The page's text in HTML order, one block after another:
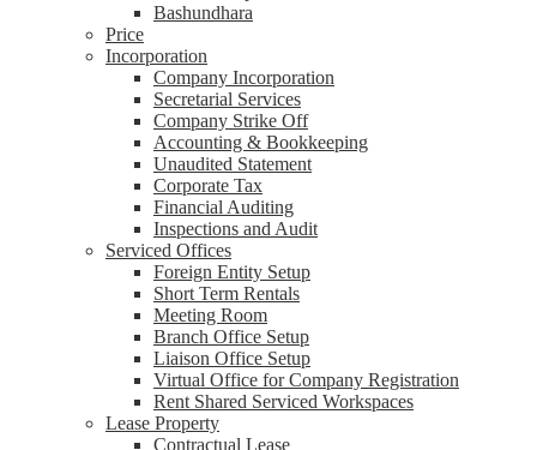
Bashundhara
Price
Incorporation
Company Incorporation
Secretarial Services
Company Strike Off
Accounting & Bookkeeping
Unaudited Statement
Corporate Tax
Financial Auditing
Inspections and Audit
Serviced Offices
Foreign Entity Setup
Short Term Rentals
Meeting Room
Branch Office Setup
Liaison Office Setup
Virtual Office for Company Registration
Rent Shared Serviced Workspaces
Lease Property
Contractual Lease